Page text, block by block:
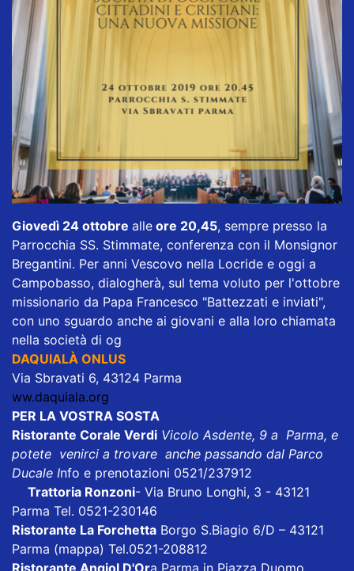
Giovedì 24 ottobre alle ore 20,45, sempre presso la
Parrocchia SS. Stimmate, conferenza con il Monsignor
Bregantini. Per anni Vescovo nella Locride e oggi a
Campobasso, dialogherà, sul tema voluto per l'ottobre
missionario da Papa Francesco "Battezzati e inviati",
con uno sguardo anche ai giovani e alla loro chiamata
nella società di og
DAQUIALÀ ONLUS
Via Sbravati 6, 43124 Parma
ww.daquiala.org
PER LA VOSTRA SOSTA
Ristorante Corale Verdi Vicolo Asdente, 9 a Parma, e
potete venirci a trovare anche passando dal Parco
Ducale Info e prenotazioni 0521/237912
Trattoria Ronzoni- Via Bruno Longhi, 3 - 43121
Parma Tel. 0521-230146
Ristorante La Forchetta Borgo S.Biagio 6/D – 43121
Parma (mappa) Tel.0521-208812